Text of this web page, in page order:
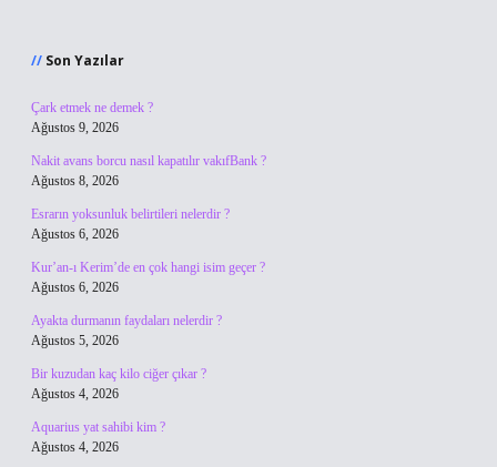
Son Yazılar
Çark etmek ne demek ?
Ağustos 9, 2026
Nakit avans borcu nasıl kapatılır vakıfBank ?
Ağustos 8, 2026
Esrarın yoksunluk belirtileri nelerdir ?
Ağustos 6, 2026
Kur’an-ı Kerim’de en çok hangi isim geçer ?
Ağustos 6, 2026
Ayakta durmanın faydaları nelerdir ?
Ağustos 5, 2026
Bir kuzudan kaç kilo ciğer çıkar ?
Ağustos 4, 2026
Aquarius yat sahibi kim ?
Ağustos 4, 2026